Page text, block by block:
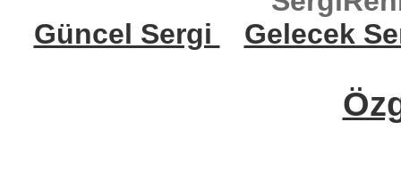
Güncel Sergi
Gelecek